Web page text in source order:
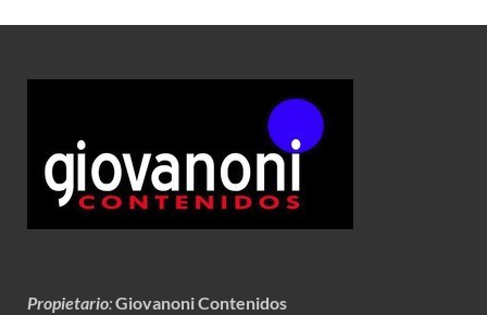
Propietario:Giovanoni Contenidos